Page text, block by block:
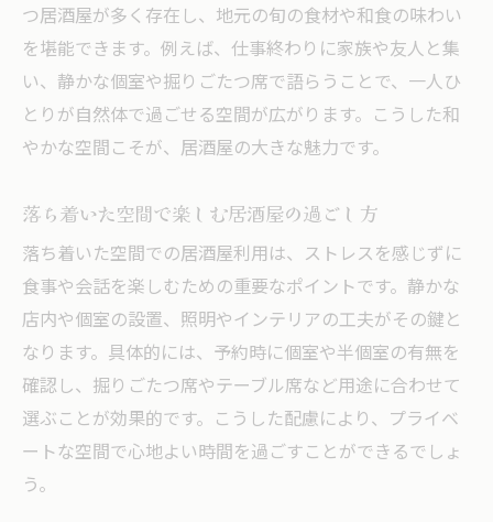
つ居酒屋が多く存在し、地元の旬の食材や和食の味わい
を堪能できます。例えば、仕事終わりに家族や友人と集
い、静かな個室や掘りごたつ席で語らうことで、一人ひ
とりが自然体で過ごせる空間が広がります。こうした和
やかな空間こそが、居酒屋の大きな魅力です。
落ち着いた空間で楽しむ居酒屋の過ごし方
落ち着いた空間での居酒屋利用は、ストレスを感じずに
食事や会話を楽しむための重要なポイントです。静かな
店内や個室の設置、照明やインテリアの工夫がその鍵と
なります。具体的には、予約時に個室や半個室の有無を
確認し、掘りごたつ席やテーブル席など用途に合わせて
選ぶことが効果的です。こうした配慮により、プライベ
ートな空間で心地よい時間を過ごすことができるでしょ
う。